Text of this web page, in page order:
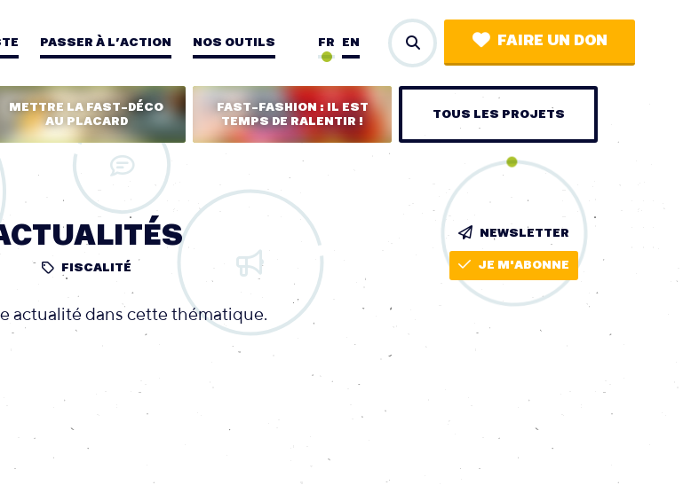
PASSER À L’ACTION NOS OUTILS EN
FR FAIRE UN DON
METTRE LA FAST-DÉCO
AU PLACARD
FAST-FASHION : IL EST
TEMPS DE RALENTIR !
TOUS LES PROJETS
FISCALITÉ
actualité dans cette thématique.
NEWSLETTER
JE M'ABONNE